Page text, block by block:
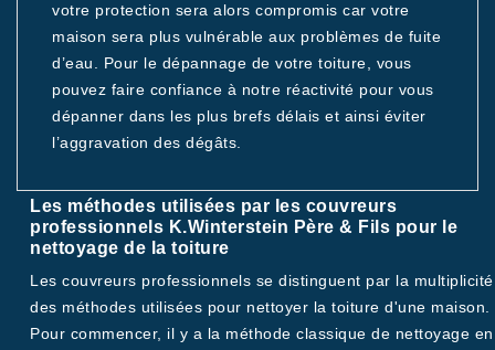
votre protection sera alors compromis car votre
maison sera plus vulnérable aux problèmes de fuite
d’eau. Pour le dépannage de votre toiture, vous
pouvez faire confiance à notre réactivité pour vous
dépanner dans les plus brefs délais et ainsi éviter
l’aggravation des dégâts.
Les méthodes utilisées par les couvreurs
professionnels K.Winterstein Père & Fils pour le
nettoyage de la toiture
Les couvreurs professionnels se distinguent par la multiplicité
des méthodes utilisées pour nettoyer la toiture d'une maison.
Pour commencer, il y a la méthode classique de nettoyage en